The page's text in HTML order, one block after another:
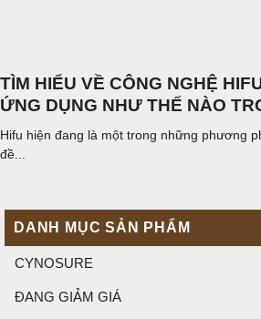
TÌM HIỂU VỀ CÔNG NGHỆ
ỨNG DỤNG NHƯ THẾ NÀO
Hifu hiện đang là một trong những phương
đề...
DANH MỤC SẢN PHẨM
CYNOSURE
ĐANG GIẢM GIÁ